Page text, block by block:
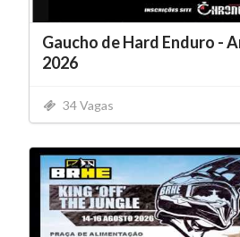
Gaucho de Hard Enduro -
2026
34 Vagas